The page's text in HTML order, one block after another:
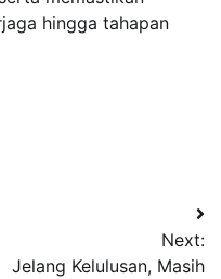
hingga tahapan
Next:
Jelang Kelulusan, Masih